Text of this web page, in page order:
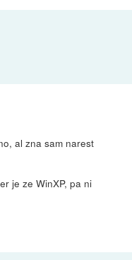
al zna sam narest
je ze WinXP, pa ni